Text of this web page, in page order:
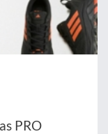
PRO